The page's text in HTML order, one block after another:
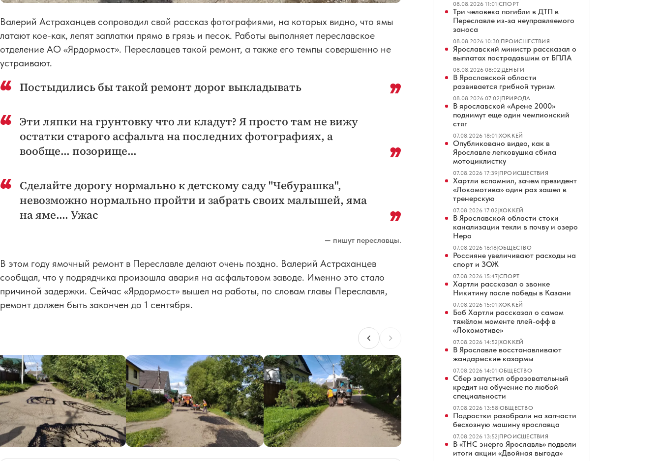
Валерий Астраханцев сопроводил свой рассказ фотографиями, на которых видно, что ямы
латают кое-как, лепят заплатки прямо в грязь и песок. Работы выполняет переславское
отделение АО «Ярдормост». Переславцев такой ремонт, а также его темпы совершенно не
устраивают.
Постыдились бы такой ремонт дорог выкладывать
Эти ляпки на грунтовку что ли кладут? Я просто там не вижу
остатки старого асфальта на последних фотографиях, а
вообще... позорище...
Сделайте дорогу нормально к детскому саду "Чебурашка",
невозможно нормально пройти и забрать своих малышей, яма
на яме.... Ужас
— пишут переславцы.
В этом году ямочный ремонт в Переславле делают очень поздно. Валерий Астраханцев
сообщал, что у подрядчика произошла авария на асфальтовом заводе. Именно это стало
причиной задержки. Сейчас «Ярдормост» вышел на работы, по словам главы Переславля,
ремонт должен быть закончен до 1 сентября.
08.08.2026 11:01|СПОРТ
Три человека погибли в ДТП в
Переславле из-за неуправляемого
заноса
08.08.2026 10:30|ПРОИСШЕСТВИЯ
Ярославский министр рассказал о
выплатах пострадавшим от БПЛА
08.08.2026 08:02|ДЕНЬГИ
В Ярославской области
развивается грибной туризм
08.08.2026 07:02|ПРИРОДА
В ярославской «Арене 2000»
поднимут еще один чемпионский
стяг
07.08.2026 18:01|ХОККЕЙ
Опубликовано видео, как в
Ярославле легковушка сбила
мотоциклистку
07.08.2026 17:39|ПРОИСШЕСТВИЯ
Хартли вспомнил, зачем президент
«Локомотива» один раз зашел в
тренерскую
07.08.2026 17:02|ХОККЕЙ
В Ярославской области стоки
канализации текли в почву и озеро
Неро
07.08.2026 16:18|ОБЩЕСТВО
Россияне увеличивают расходы на
спорт и ЗОЖ
07.08.2026 15:47|СПОРТ
Хартли рассказал о звонке
Никитину после победы в Казани
07.08.2026 15:01|ХОККЕЙ
Боб Хартли рассказал о самом
тяжёлом моменте плей-офф в
«Локомотиве»
07.08.2026 14:52|ХОККЕЙ
В Ярославле восстанавливают
жандармские казармы
07.08.2026 14:01|ОБЩЕСТВО
Сбер запустил образовательный
кредит на обучение по любой
специальности
07.08.2026 13:58|ОБЩЕСТВО
Подростки разобрали на запчасти
бесхозную машину ярославца
07.08.2026 13:52|ПРОИСШЕСТВИЯ
В «ТНС энерго Ярославль» подвели
итоги акции «Двойная выгода»